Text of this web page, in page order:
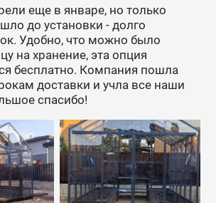
еще в январе, но только
до установки - долго
Удобно, что можно было
на хранение, эта опция
бесплатно. Компания пошла
доставки и учла все наши
спасибо!